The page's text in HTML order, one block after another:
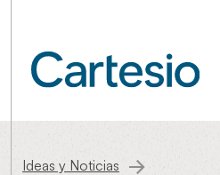
Ideas y Noticias